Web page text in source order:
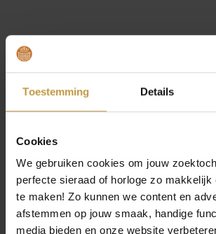
Toestemming Details
Cookies
We gebruiken cookies om jouw
perfecte sieraad of horloge zo makkelijk
te maken! Zo kunnen we content en
afstemmen op jouw smaak, handige
media bieden en onze website
0
MEER VAN CLIC
€167,00